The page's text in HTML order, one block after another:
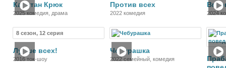
Капитан Крюк
2025 комедия, драма
Против всех
2022 комедия 2024
8 сезон, 12 серия
Лучше всех!
2016 ток-шоу
Чебурашка
2022 семейный, комедия